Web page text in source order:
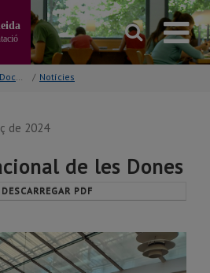
(CDE) / Notícies
de 2024
de les Dones
DESCARREGAR PDF